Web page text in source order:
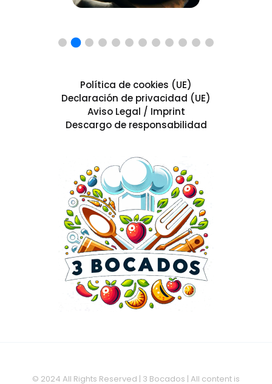
Política de cookies (UE)
Declaración de privacidad (UE)
Aviso Legal / Imprint
Descargo de responsabilidad
© 2024 All Rights Reserved | 3 Bocados | All content is